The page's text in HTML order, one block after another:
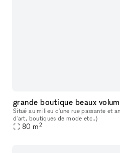
Situé au milieu d'une rue passante et
d'art, boutiques de mode etc..)
80 m2